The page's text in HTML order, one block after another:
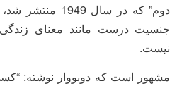
دوم” که در سال
جنسیت درست مانند معنای
نیست.
مشهور است که دوبووار نوشته: